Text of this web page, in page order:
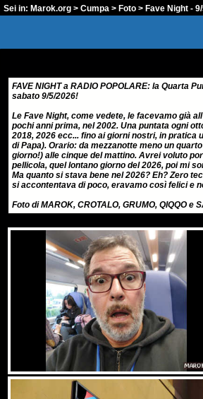
Sei in: Marok.org > Cumpa > Foto > Fave Night -
FAVE NIGHT a RADIO POPOLARE: la Quarta
sabato 9/5/2026!
Le Fave Night, come vedete, le facevamo già
pochi anni prima, nel 2002. Una puntata ogni
2018, 2026 ecc... fino ai giorni nostri, in pratica
di Papa). Orario: da mezzanotte meno un
giorno!) alle cinque del mattino. Avrei voluto
pellicola, quel lontano giorno del 2026, poi mi
Ma quanto si stava bene nel 2026? Eh? Zero
si accontentava di poco, eravamo così felici e
Foto di MAROK, CROTALO, GRUMO, QIQQO e